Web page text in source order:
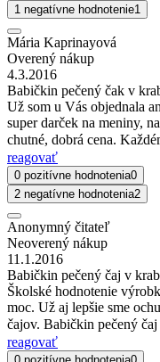
1 negatívne hodnotenie1
Mária Kaprinayová
Overený nákup
4.3.2016
Babičkin pečený čak v
Už som u Vás objednala
super darček na meniny,
chutné, dobrá cena.
reagovať
0 pozitívne hodnotenia0
2 negatívne hodnotenia2
Anonymný čitateľ
Neoverený nákup
11.1.2016
Babičkin pečený čaj v
Školské hodnotenie
moc. Už aj lepšie sme
čajov. Babičkin pečený
reagovať
0 pozitívne hodnotenia0